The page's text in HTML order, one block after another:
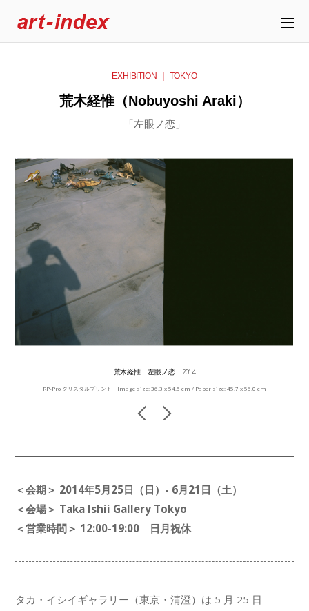
EXHIBITION ｜ TOKYO
荒木経惟（Nobuyoshi Araki）
「左眼ノ恋」
荒木経惟 左眼ノ恋 2014
RP-Pro クリスタルプリント Image size: 36.3 x 54.5 cm / Paper size: 45.7 x 56.0 cm
＜会期＞ 2014年5月25日（日）- 6月21日（土）
＜会場＞ Taka Ishii Gallery Tokyo
＜営業時間＞ 12:00-19:00 日月祝休
タカ・イシイギャラリー（東京・清澄）は 5 月 25 日